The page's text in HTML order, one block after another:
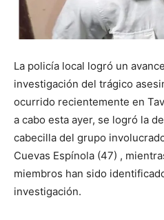
La policía local logró un
investigación del trágico
ocurrido recientemente en
a cabo esta ayer, se logró la
cabecilla del grupo
Cuevas Espínola (47) ,
miembros han sido
investigación.